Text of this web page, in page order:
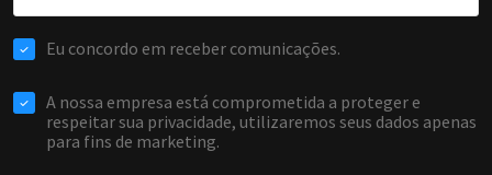
EMAIL
WHATSAPP / TELEFONE